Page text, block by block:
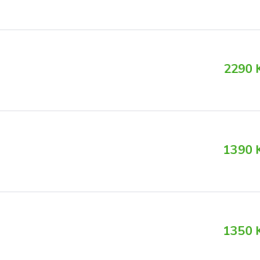
2290
1390
1350